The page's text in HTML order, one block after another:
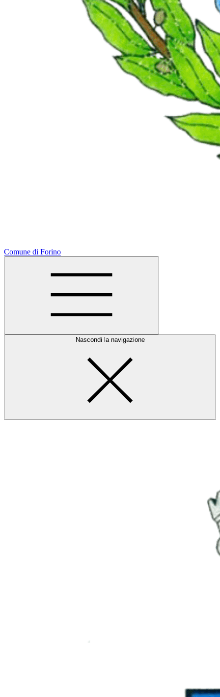
Comune di Forino
Nascondi la navigazione